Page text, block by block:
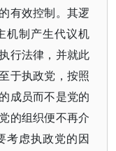
有效控制。其逻
机制产生代议机
行法律，并就此
于执政党，按照
成员而不是党的
的组织便不再介
考虑执政党的因